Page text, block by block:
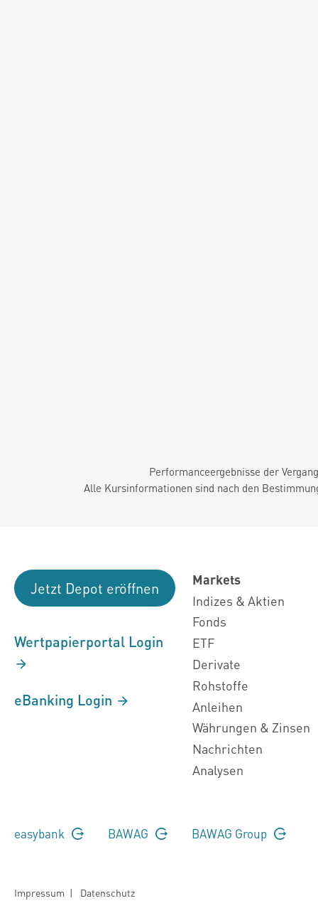
Performanceergebnisse der
Alle Kursinformationen sind nach den
Jetzt Depot eröffnen
Wertpapierportal Login
eBanking Login
Markets
Indizes & Aktien
Fonds
ETF
Derivate
Rohstoffe
Anleihen
Währungen & Zinsen
Nachrichten
Analysen
easybank BAWAG BAWAG Group
Impressum | Datenschutz